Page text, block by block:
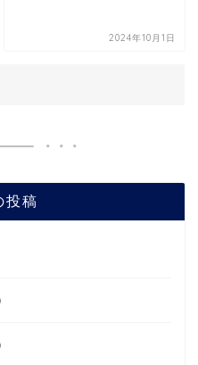
2024年10月1日
投稿